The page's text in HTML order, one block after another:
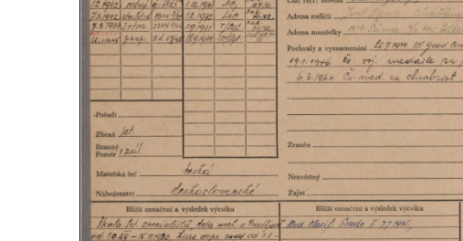
nad Vltavou
Pomník vojákům Rudé armády na hřbitově
v Lužci nad Vltavou
Pomník Ladislava Sedláčka a Karla Pelce u
silnice severně od Lužce nad Vltavou
Kenotaf Alfeda Harnische na hřbitově v
Pomník obětem válek v Hrobčicích
Pomník obětem válek v Mirošovicích